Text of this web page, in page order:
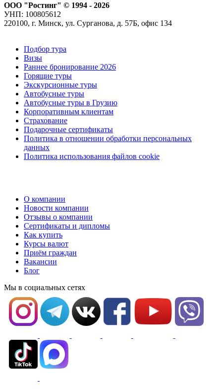
ООО "Ростинг" © 1994 - 2026
УНП: 100805612
220100, г. Минск, ул. Сурганова, д. 57Б, офис 134
Подбор тура
Визы
Раннее бронирование 2026
Горящие туры
Экскурсионные туры
Автобусные туры
Автобусные туры в Грузию
Корпоративным клиентам
Страхование
Подарочные сертификаты
Политика в отношении обработки персональных
данных
Политика использования файлов cookie
О компании
Новости компании
Отзывы о компании
Сертификаты и дипломы
Как купить
Курсы валют
Приём граждан
Вакансии
Блог
Мы в социальных сетях